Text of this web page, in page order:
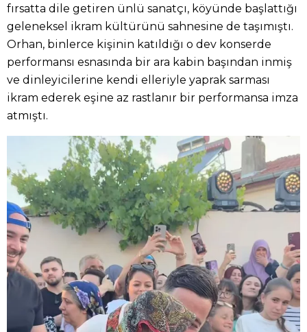
fırsatta dile getiren ünlü sanatçı, köyünde başlattığı
geleneksel ikram kültürünü sahnesine de taşımıştı.
Orhan, binlerce kişinin katıldığı o dev konserde
performansı esnasında bir ara kabin başından inmiş
ve dinleyicilerine kendi elleriyle yaprak sarması
ikram ederek eşine az rastlanır bir performansa imza
atmıştı.